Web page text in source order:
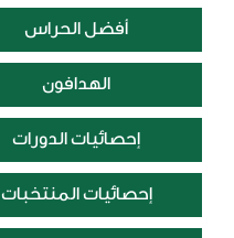
أفضل الحراس
الهدافون
إحصائيات الدورات
إحصائيات المنتخبات